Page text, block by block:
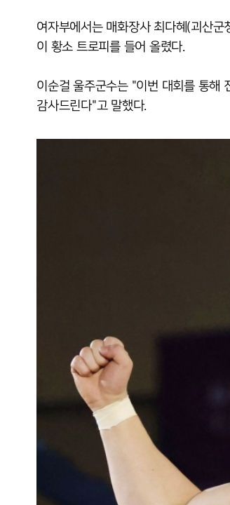
여자부에서는 매화장사 최다혜(괴산
이 황소 트로피를 들어 올렸다.
이순걸 울주군수는 "이번 대회를 통해
감사드린다"고 말했다.